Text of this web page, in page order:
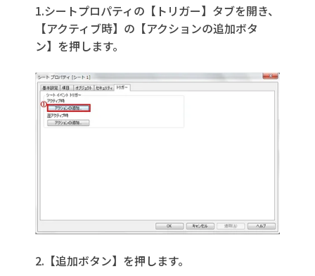
1.シートプロパティの【トリガー】タブを開き、
【アクティブ時】の【アクションの追加ボタ
ン】を押します。
2.【追加ボタン】を押します。